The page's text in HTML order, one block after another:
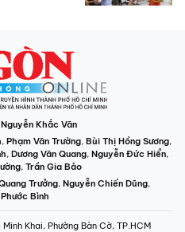
Nguyễn Khắc Văn
, Phạm Văn Trường, Bùi Thị Hồng Sương,
, Dương Văn Quang, Nguyễn Đức Hiển,
, Trần Gia Bảo
Trưởng, Nguyễn Chiến Dũng,
Bình
Khai, Phường Bàn Cờ, TP.HCM